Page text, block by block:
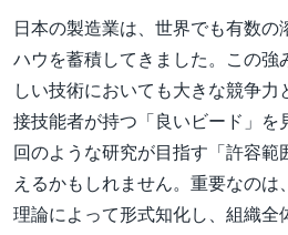
日本の製造業は、世界でも有数の
ハウを蓄積してきました。この強
しい技術においても大きな競争
接技能者が持つ「良いビード」を
回のような研究が目指す「許容
えるかもしれません。重要なの
理論によって形式知化し、組織全